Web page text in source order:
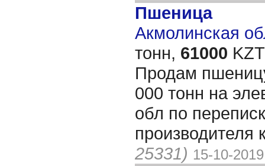
Пшеница
Акмолинская
тонн, 61000
Продам
000 тонн на
обл по
25331) 15-10-2019